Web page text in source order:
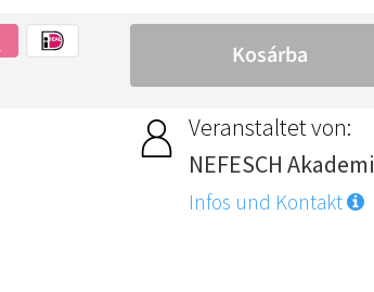
Veranstaltet von:
NEFESCH
Infos und Kontakt